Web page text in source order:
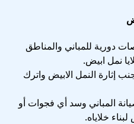
دورية للمباني والمناطق
نمل ابيض.
إثارة النمل الابيض واترك
المباني وسد أي فجوات أو
خلاياه.